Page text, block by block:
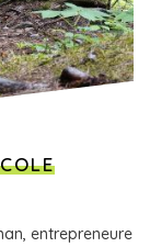
entrepreneure